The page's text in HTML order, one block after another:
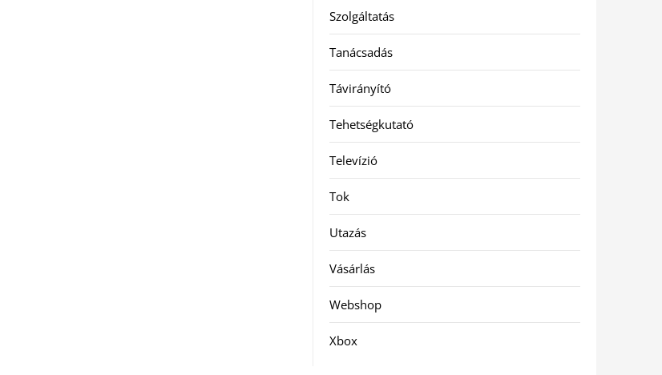
Szolgáltatás
Tanácsadás
Távirányító
Tehetségkutató
Televízió
Tok
Utazás
Vásárlás
Webshop
Xbox